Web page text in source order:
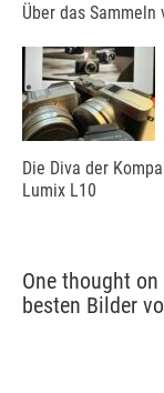
Über das Sammeln
Die Diva der
Lumix L10
One thought on
besten Bilder